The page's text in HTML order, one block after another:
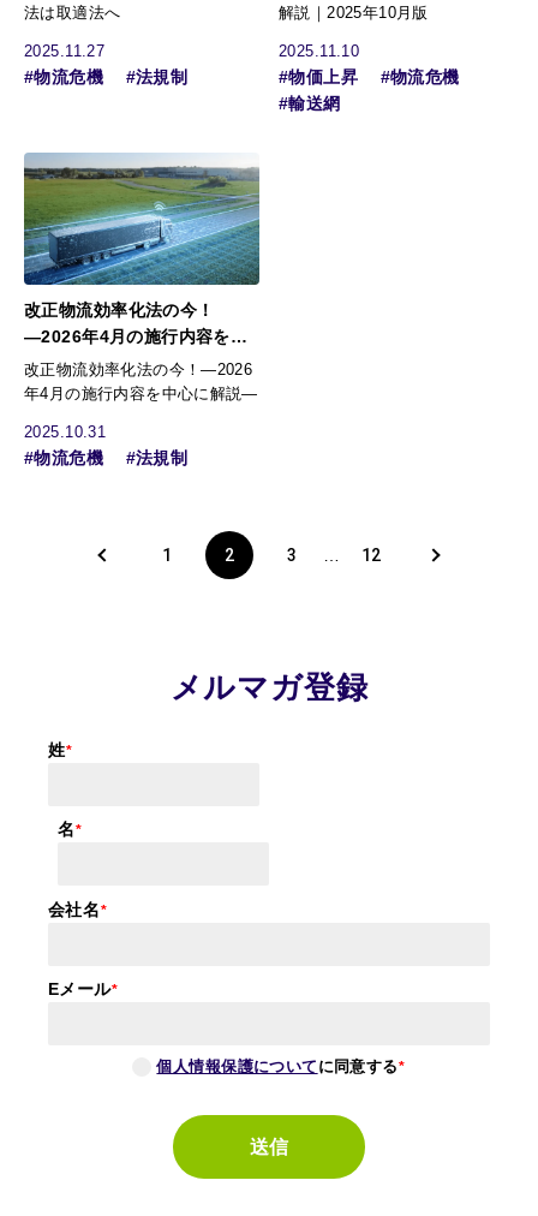
法は取適法へ
2025.11.27
#物流危機 #法規制
解説｜2025年10月版
2025.11.10
#物価上昇
#物流危機
#輸送網
改正物流効率化法の今！
―2026年4月の施行内容を中
心に解説―
改正物流効率化法の今！―2026
年4月の施行内容を中心に解説―
2025.10.31
#物流危機 #法規制
1 2 3 12
メルマガ登録
姓
名
会社名
Eメール
個人情報保護について に同意する